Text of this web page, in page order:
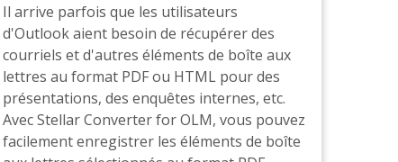
Il arrive parfois que les utilisateurs
d'Outlook aient besoin de récupérer des
courriels et d'autres éléments de boîte aux
lettres au format PDF ou HTML pour des
présentations, des enquêtes internes, etc.
Avec Stellar Converter for OLM, vous pouvez
facilement enregistrer les éléments de boîte